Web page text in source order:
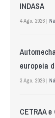
INDASA
4 Ago. 2026 |
europeia
3 Ago. 2026 |
CETRAA